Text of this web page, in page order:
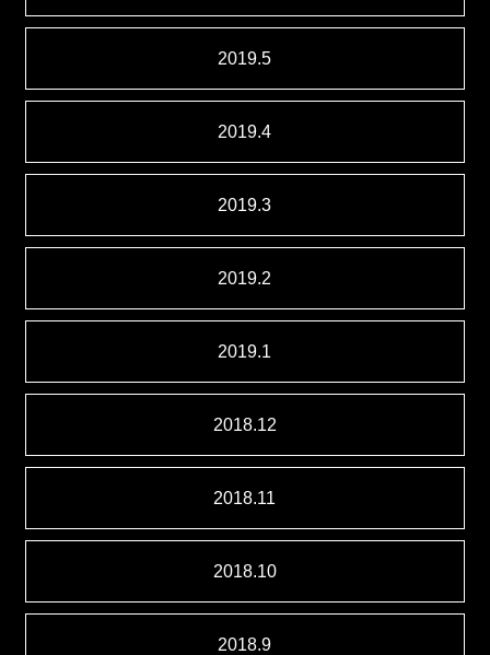
2019.5
2019.4
2019.3
2019.2
2019.1
2018.12
2018.11
2018.10
2018.9